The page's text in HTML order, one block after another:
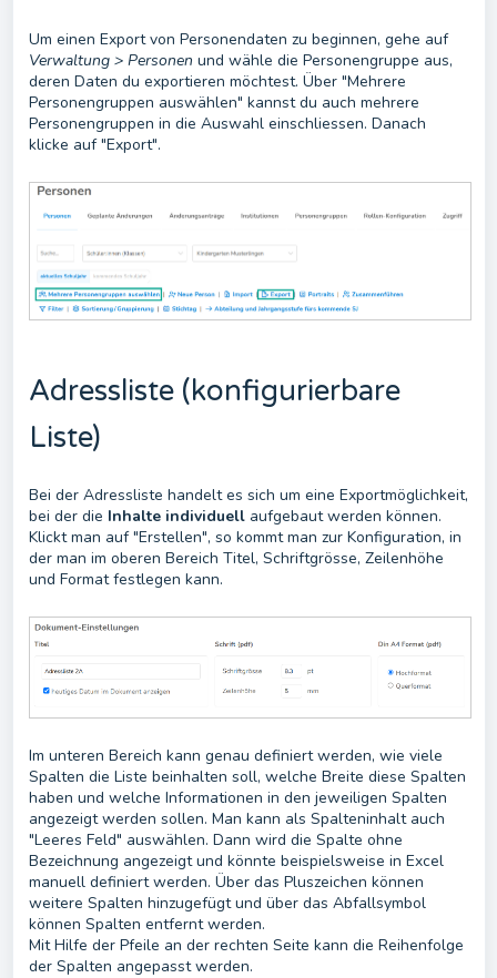
Um einen Export von Personendaten zu beginnen, gehe auf
Verwaltung > Personen und wähle die Personengruppe aus,
deren Daten du exportieren möchtest. Über "Mehrere
Personengruppen auswählen" kannst du auch mehrere
Personengruppen in die Auswahl einschliessen. Danach
klicke auf "Export".
Adressliste (konfigurierbare
Liste)
Bei der Adressliste handelt es sich um eine Exportmöglichkeit,
bei der die Inhalte individuellaufgebaut werden können.
Klickt man auf "Erstellen", so kommt man zur Konfiguration, in
der man im oberen Bereich Titel, Schriftgrösse, Zeilenhöhe
und Format festlegen kann.
Im unteren Bereich kann genau definiert werden, wie viele
Spalten die Liste beinhalten soll, welche Breite diese Spalten
haben und welche Informationen in den jeweiligen Spalten
angezeigt werden sollen. Man kann als Spalteninhalt auch
"Leeres Feld" auswählen. Dann wird die Spalte ohne
Bezeichnung angezeigt und könnte beispielsweise in Excel
manuell definiert werden. Über das Pluszeichen können
weitere Spalten hinzugefügt und über das Abfallsymbol
können Spalten entfernt werden.
Mit Hilfe der Pfeile an der rechten Seite kann die Reihenfolge
der Spalten angepasst werden.